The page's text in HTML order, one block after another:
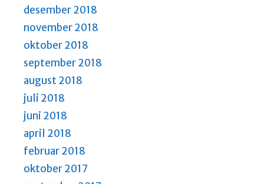
desember 2018
november 2018
oktober 2018
september 2018
august 2018
juli 2018
juni 2018
april 2018
februar 2018
oktober 2017